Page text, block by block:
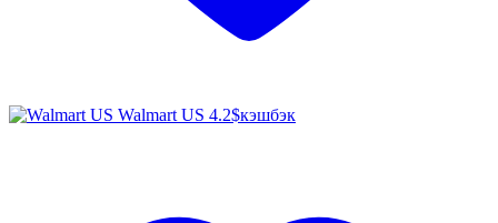
Walmart US 4.2$кэшбэк